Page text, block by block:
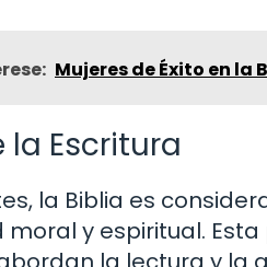
Mujeres de Éxito en la
Escritura
la Biblia es
y espiritual.